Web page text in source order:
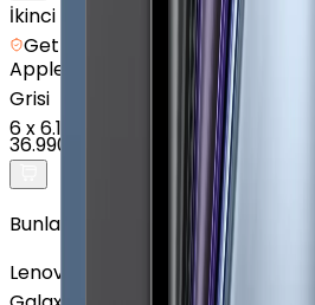
İkinci el
Getmobil Güvencesi
Apple
iPad Air (6. Nesil) - 1 TB -
Grisi
6x6.165 TL
36.990 TL
Bunlar da İlginizi Çekebilir
Lenovo Tab M8 (3. Nesil)